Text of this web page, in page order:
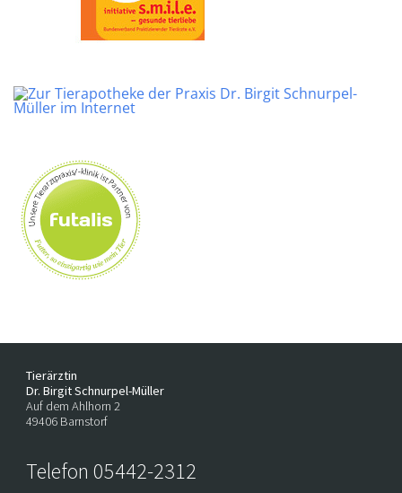
Tierärztin
Dr. Birgit Schnurpel-Müller
Auf dem Ahlhorn 2
49406 Barnstorf
Telefon 05442-2312